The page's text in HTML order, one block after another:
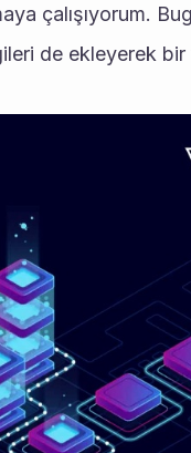
çalışıyorum.
de ekleyerek bir